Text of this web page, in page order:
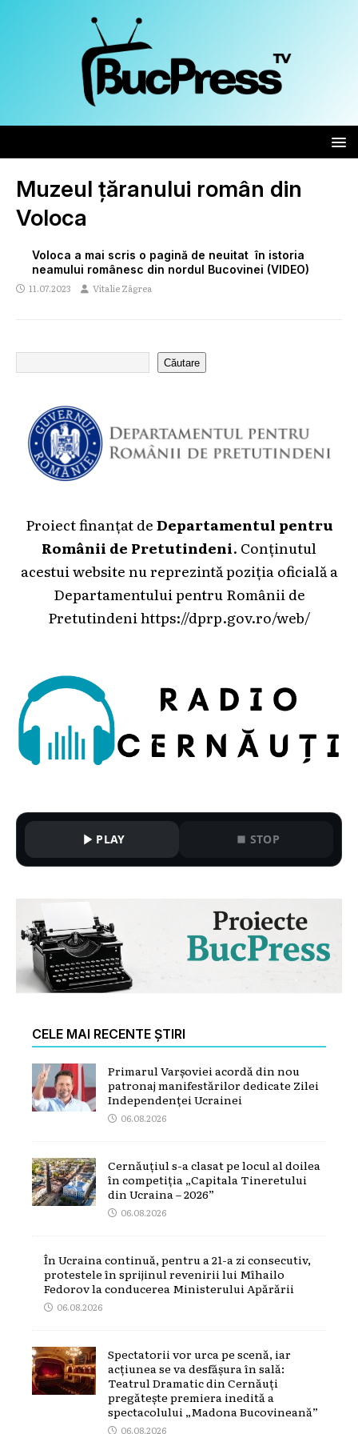
Muzeul țăranului român din
Voloca
Voloca a mai scris o pagină de neuitat în istoria
neamului românesc din nordul Bucovinei (VIDEO)
11.07.2023 Vitalie Zâgrea
Căutare
Proiect finanțat deDepartamentul pentru
Românii de Pretutindeni. Conținutul
acestui website nu reprezintă poziția oficială a
Departamentului pentru Românii de
Pretutindenihttps://dprp.gov.ro/web/
PLAY STOP
CELE MAI RECENTE ȘTIRI
Primarul Varșoviei acordă din nou
patronaj manifestărilor dedicate Zilei
Independenței Ucrainei
06.08.2026
Cernăuțiul s-a clasat pe locul al doilea
în competiția „Capitala Tineretului
din Ucraina – 2026”
06.08.2026
În Ucraina continuă, pentru a 21-a zi consecutiv,
protestele în sprijinul revenirii lui Mîhailo
Fedorov la conducerea Ministerului Apărării
06.08.2026
Spectatorii vor urca pe scenă, iar
acțiunea se va desfășura în sală:
Teatrul Dramatic din Cernăuți
pregătește premiera inedită a
spectacolului „Madona Bucovineană”
06.08.2026